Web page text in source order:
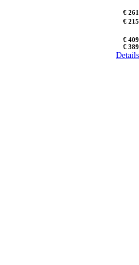
€ 261
€ 215
€ 409
€ 389
Details